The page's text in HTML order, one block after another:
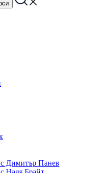
Димитър Панев